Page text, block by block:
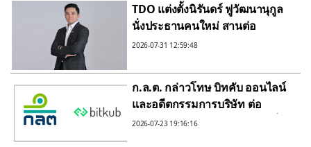
TDO แต่งตั้งนิรันดร์ ฟูวัฒนานุกูล
นั่งประธานคนใหม่ สานต่อ
นโยบายผลักดันอุตสาหกรรม
อาเซียน
2026-07-31 12:59:48
ก.ล.ต. กล่าวโทษ บิทคับ ออนไลน์
และอดีตกรรมการบริษัท ต่อ
บก.ปอศ.กรณีแจ้งข้อความอันเป็น
2026-07-23 19:16:16